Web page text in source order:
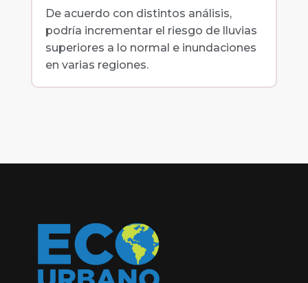
De acuerdo con distintos análisis,
podría incrementar el riesgo de lluvias
superiores a lo normal e inundaciones
en varias regiones.